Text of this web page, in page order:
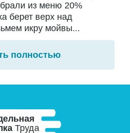
из меню 20%
берет верх над
икру мойвы...
полностью
Труда